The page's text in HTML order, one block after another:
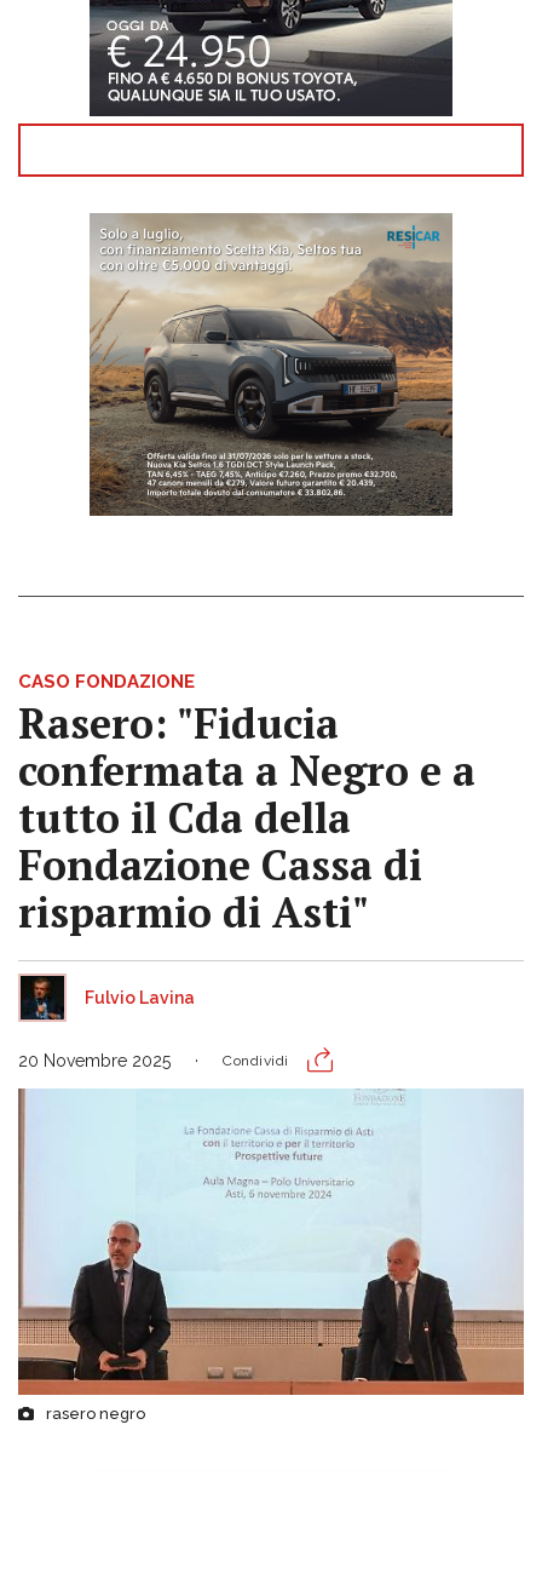
CASO FONDAZIONE
Rasero: "Fiducia
confermata a Negro e a
tutto il Cda della
Fondazione Cassa di
risparmio di Asti"
Fulvio Lavina
20 Novembre 2025 Condividi
rasero negro